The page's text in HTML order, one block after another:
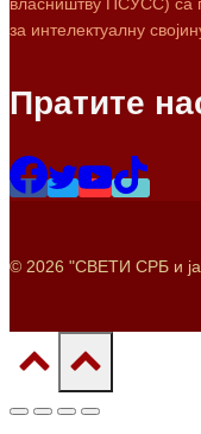
за интелектуалну
Пратите
© 2026 "СВЕТИ СРБ и